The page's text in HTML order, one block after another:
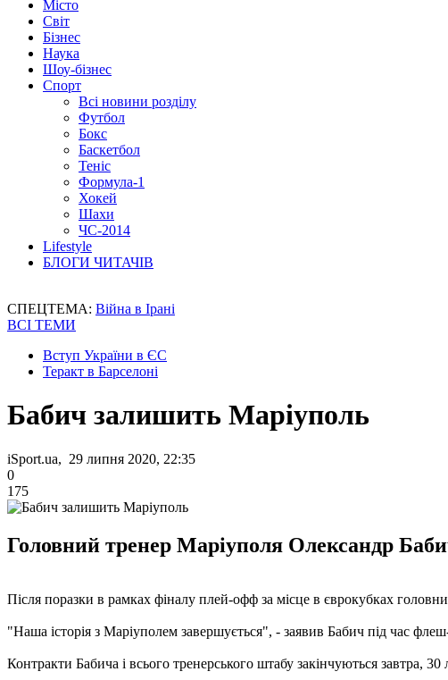
Місто
Світ
Бізнес
Наука
Шоу-бізнес
Спорт
Всі новини розділу
Футбол
Бокс
Баскетбол
Теніс
Формула-1
Хокей
Шахи
ЧС-2014
Lifestyle
БЛОГИ ЧИТАЧІВ
СПЕЦТЕМА: Війна в Ірані
ВСІ ТЕМИ
Вступ України в ЄС
Теракт в Барселоні
Бабич залишить Маріуполь
iSport.ua, 29 липня 2020, 22:35
0
175
Головний тренер Маріуполя Олександр
Після поразки в рамках фіналу плей-офф за місце в єврокубках
"Наша історія з Маріуполем завершується", - заявив Бабич під час
Контракти Бабича і всього тренерського штабу закінчуються завтра,